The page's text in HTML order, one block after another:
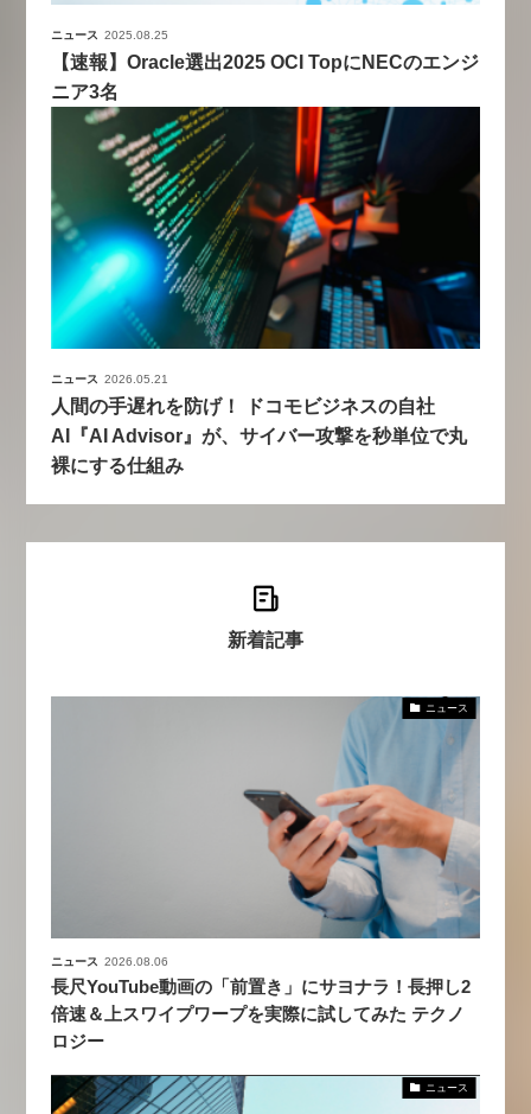
ニュース 2025.08.25
【速報】Oracle選出2025 OCI TopにNECのエンジ
ニア3名
ニュース 2026.05.21
人間の手遅れを防げ！ ドコモビジネスの自社
AI『AI Advisor』が、サイバー攻撃を秒単位で丸
裸にする仕組み
新着記事
ニュース
ニュース 2026.08.06
長尺YouTube動画の「前置き」にサヨナラ！長押し2
倍速＆上スワイプワープを実際に試してみた テクノ
ロジー
ニュース